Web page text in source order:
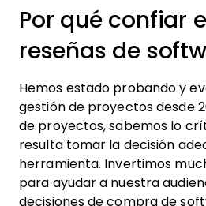
Por qué confiar
reseñas de
Hemos estado probando y
gestión de proyectos desde
de proyectos, sabemos lo
resulta tomar la decisión
herramienta. Invertimos
para ayudar a nuestra
decisiones de compra de